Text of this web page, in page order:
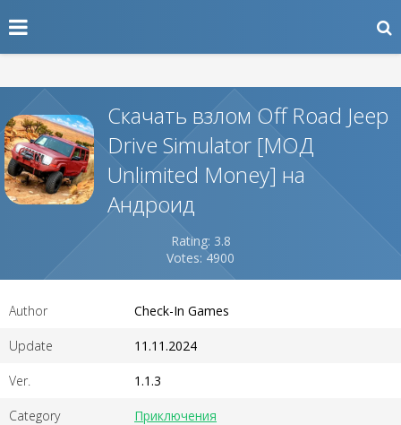
Скачать взлом Off Road Jeep
Drive Simulator [МОД
Unlimited Money] на
Андроид
Rating: 3.8
Votes: 4900
Author Check-In Games
Update 11.11.2024
Ver. 1.1.3
Category Приключения